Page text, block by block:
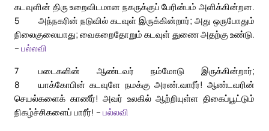
கடவுளின் திரு உறைவிடமான நகருக்குப் பேரின்பம் அளிக்கின்றன.
5
அந்நகரின் நடுவில் கடவுள் இருக்கின்றார்; அது ஒருபோதும்
நிலைகுலையாது; வைகறைதோறும் கடவுள் துணை அதற்கு உண்டு.
– பல்லவி
7
படைகளின் ஆண்டவர் நம்மோடு இருக்கின்றார்;
யாக்கோபின் கடவுளே நமக்கு அரண்.
8
வாரீர்! ஆண்டவரின்
செயல்களைக் காணீர்! அவர் உலகில் ஆற்றியுள்ள திகைப்பூட்டும்
நிகழ்ச்சிகளைப் பாரீர்! – பல்லவி